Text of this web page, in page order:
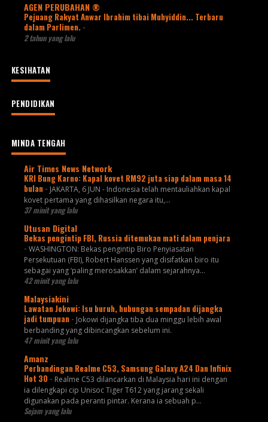
AGEN PERUBAHAN ®
Pejuang Rakyat Anwar Ibrahim tibai Muhyiddin... Terbaru
dalam Parlimen. -
2 tahun yang lalu
KESIHATAN
PENDIDIKAN
MINDA TENGAH
Air Times News Network
KRI Bung Karno: Kapal kovet RM92 juta siap dalam masa 14
bulan - JAKARTA, 6 JUN - Indonesia telah mentauliahkan kapal
kovet pertama yang dihasilkan negara itu,…
37 minit yang lalu
Utusan Digital
Bekas pengintip FBI, Russia ditemukan mati dalam penjara
- WASHINGTON: Bekas pengintip Biro Penyiasatan
Persekutuan (FBI), Robert Hanssen yang disifatkan biro itu
sebagai yang ‘paling merosakkan’ dalam sejarahnya...
42 minit yang lalu
Malaysiakini
Lawatan Jokowi: Isu buruh, hubungan sempadan dijangka
jadi tumpuan - Jokowi dijangka tiba dua minggu lebih awal
berbanding yang dibincangkan sebelum ini.
47 minit yang lalu
Amanz
Perbandingan Realme C53, Samsung Galaxy A24 Dan Infinix
Hot 30 - Realme C53 dilancarkan di Malaysia hari ini dengan
ia dilengkapi cip Unisoc Tiger T612 yang jarang sekali
digunakan pada peranti pintar. Kerana ia sebuah p...
Sejam yang lalu